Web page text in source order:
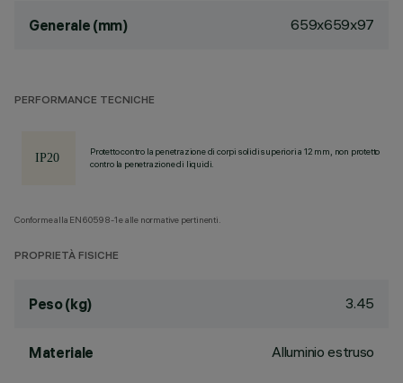
Generale (mm) 659x659x97
PERFORMANCE TECNICHE
Protetto contro la penetrazione di corpi solidi superiori a 12 mm, non protetto
contro la penetrazione di liquidi.
Conforme alla EN60598-1 e alle normative pertinenti.
PROPRIETÀ FISICHE
Peso (kg) 3.45
Materiale Alluminio estruso